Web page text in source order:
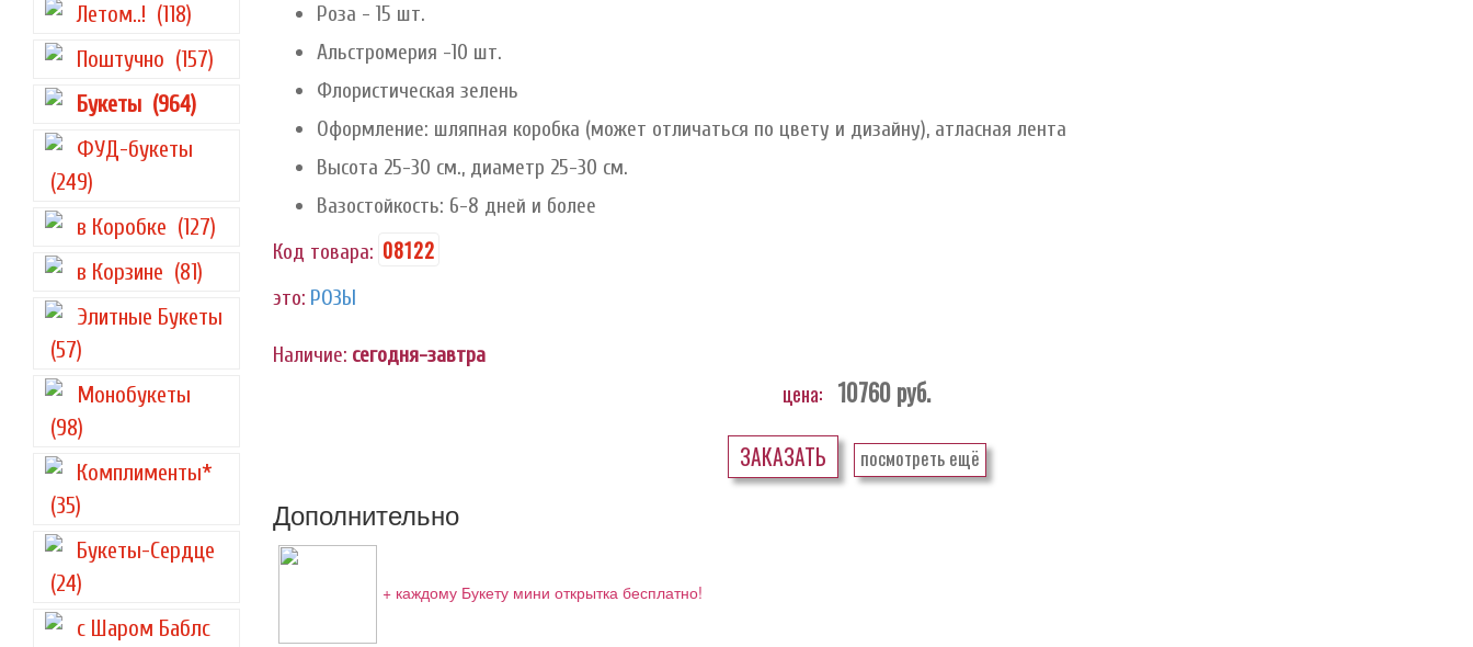
Летом..! (118)
Поштучно (157)
Букеты (964)
ФУД-букеты
(249)
в Коробке (127)
в Корзине (81)
Элитные Букеты
(57)
Монобукеты
(98)
Комплименты*
(35)
Букеты-Сердце
(24)
с Шаром Баблс
Роза - 15 шт.
Альстромерия -10 шт.
Флористическая зелень
Оформление: шляпная коробка (может отличаться по цвету и дизайну), атласная лента
Высота 25-30 см., диаметр 25-30 см.
Вазостойкость: 6-8 дней и более
Код товара: 08122
это: РОЗЫ
Наличие: сегодня-завтра
цена: 10760руб.
ЗАКАЗАТЬ посмотреть ещё
Дополнительно
+ каждому Букету мини открытка бесплатно!